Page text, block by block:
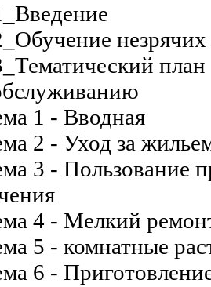
1 - Вводная
2 - Уход за
3 - Пользование
4 - Мелкий
5 - комнатные
6 -